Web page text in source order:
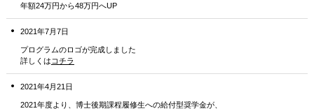
年額24万円から48万円へUP
2021年7月7日
プログラムのロゴが完成しました
詳しくはコチラ
2021年4月21日
2021年度より、博士後期課程履修生への給付型奨学金が、